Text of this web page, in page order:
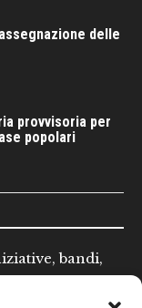
delle
provvisoria per
popolari
bandi,